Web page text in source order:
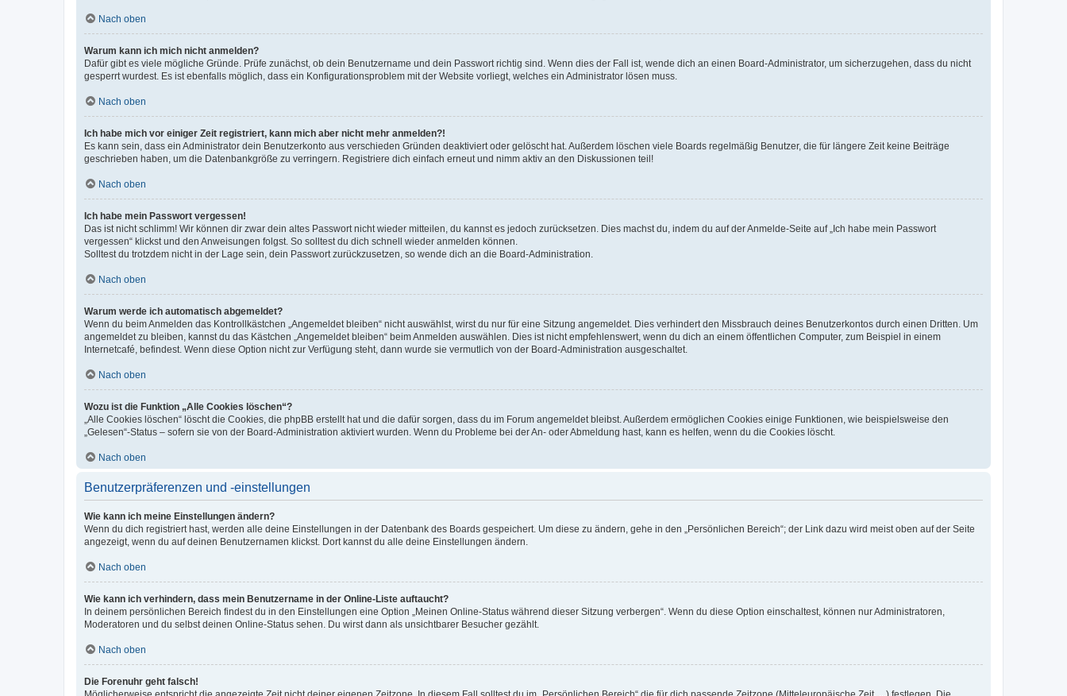
Nach oben
Warum kann ich mich nicht anmelden?
Dafür gibt es viele mögliche Gründe. Prüfe zunächst, ob dein Benutzername und dein Passwort richtig sind. Wenn dies der Fall ist, wende dich an einen Board-Administrator, um sicherzugehen, dass du nicht
gesperrt wurdest. Es ist ebenfalls möglich, dass ein Konfigurationsproblem mit der Website vorliegt, welches ein Administrator lösen muss.
Nach oben
Ich habe mich vor einiger Zeit registriert, kann mich aber nicht mehr anmelden?!
Es kann sein, dass ein Administrator dein Benutzerkonto aus verschieden Gründen deaktiviert oder gelöscht hat. Außerdem löschen viele Boards regelmäßig Benutzer, die für längere Zeit keine Beiträge
geschrieben haben, um die Datenbankgröße zu verringern. Registriere dich einfach erneut und nimm aktiv an den Diskussionen teil!
Nach oben
Ich habe mein Passwort vergessen!
Das ist nicht schlimm! Wir können dir zwar dein altes Passwort nicht wieder mitteilen, du kannst es jedoch zurücksetzen. Dies machst du, indem du auf der Anmelde-Seite auf „Ich habe mein Passwort
vergessen“ klickst und den Anweisungen folgst. So solltest du dich schnell wieder anmelden können.
Solltest du trotzdem nicht in der Lage sein, dein Passwort zurückzusetzen, so wende dich an die Board-Administration.
Nach oben
Warum werde ich automatisch abgemeldet?
Wenn du beim Anmelden das Kontrollkästchen „Angemeldet bleiben“ nicht auswählst, wirst du nur für eine Sitzung angemeldet. Dies verhindert den Missbrauch deines Benutzerkontos durch einen Dritten. Um
angemeldet zu bleiben, kannst du das Kästchen „Angemeldet bleiben“ beim Anmelden auswählen. Dies ist nicht empfehlenswert, wenn du dich an einem öffentlichen Computer, zum Beispiel in einem
Internetcafé, befindest. Wenn diese Option nicht zur Verfügung steht, dann wurde sie vermutlich von der Board-Administration ausgeschaltet.
Nach oben
Wozu ist die Funktion „Alle Cookies löschen“?
„Alle Cookies löschen“ löscht die Cookies, die phpBB erstellt hat und die dafür sorgen, dass du im Forum angemeldet bleibst. Außerdem ermöglichen Cookies einige Funktionen, wie beispielsweise den
„Gelesen“-Status – sofern sie von der Board-Administration aktiviert wurden. Wenn du Probleme bei der An- oder Abmeldung hast, kann es helfen, wenn du die Cookies löscht.
Nach oben
Benutzerpräferenzen und -einstellungen
Wie kann ich meine Einstellungen ändern?
Wenn du dich registriert hast, werden alle deine Einstellungen in der Datenbank des Boards gespeichert. Um diese zu ändern, gehe in den „Persönlichen Bereich“; der Link dazu wird meist oben auf der Seite
angezeigt, wenn du auf deinen Benutzernamen klickst. Dort kannst du alle deine Einstellungen ändern.
Nach oben
Wie kann ich verhindern, dass mein Benutzername in der Online-Liste auftaucht?
In deinem persönlichen Bereich findest du in den Einstellungen eine Option „Meinen Online-Status während dieser Sitzung verbergen“. Wenn du diese Option einschaltest, können nur Administratoren,
Moderatoren und du selbst deinen Online-Status sehen. Du wirst dann als unsichtbarer Besucher gezählt.
Nach oben
Die Forenuhr geht falsch!